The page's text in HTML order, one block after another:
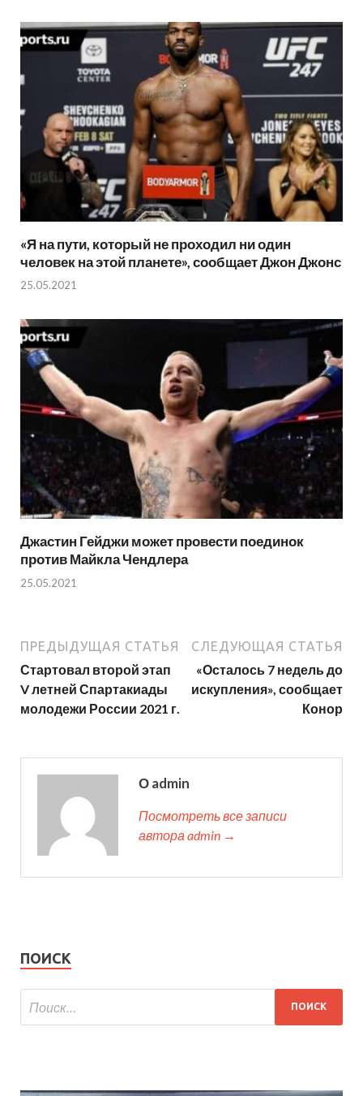
«Я на пути, который не проходил ни один
человек на этой планете», сообщает Джон Джонс
25.05.2021
Джастин Гейджи может провести поединок
против Майкла Чендлера
25.05.2021
ПРЕДЫДУЩАЯ СТАТЬЯ
Стартовал второй этап
V летней Спартакиады
молодежи России 2021 г.
СЛЕДУЮЩАЯ СТАТЬЯ
«Осталось 7 недель до
искупления», сообщает
Конор
О admin
Посмотреть все записи
автора admin →
ПОИСК